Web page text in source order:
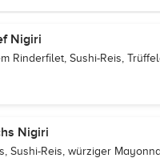
Nigiri
Rinderfilet, Sushi-Reis,
Nigiri
Sushi-Reis, würziger